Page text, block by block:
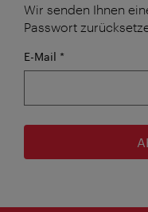
Wir senden Ihnen
Passwort
E-Mail *Pflichtfeld